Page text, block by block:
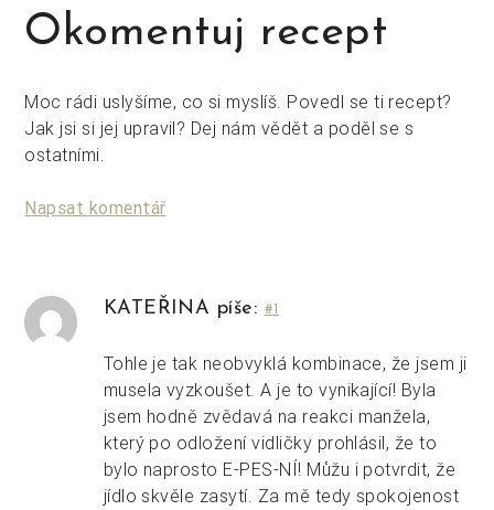
Okomentuj recept
Moc rádi uslyšíme, co si myslíš. Povedl se ti recept?
Jak jsi si jej upravil? Dej nám vědět a poděl se s
ostatními.
Napsat komentář
KATEŘINA píše: #1
Tohle je tak neobvyklá kombinace, že jsem ji
musela vyzkoušet. A je to vynikající! Byla
jsem hodně zvědavá na reakci manžela,
který po odložení vidličky prohlásil, že to
bylo naprosto E-PES-NÍ! Můžu i potvrdit, že
jídlo skvěle zasytí. Za mě tedy spokojenost